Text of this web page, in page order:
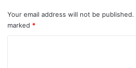
Your email address will not be published.
marked *